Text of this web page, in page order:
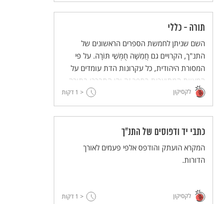
תורה - כללי
השם שניתן לחמשת הספרים הראשונים של
התנ"ך, הקרויים גם חֲמִשָּׁה חֻמְּשֵׁי תּוֹרָה. על פי
המסורת היהודית, כל עקרונות הדת עומדים על
המצוות המתוארות בספר זה והן התבררו בתורה
שבעל פה.
לקסיקון < 1 דקות
כתבי יד ודפוסים של התנ"ך
המקרא הועתק והודפס אלפי פעמים לאורך
הדורות.
לקסיקון < 1 דקות